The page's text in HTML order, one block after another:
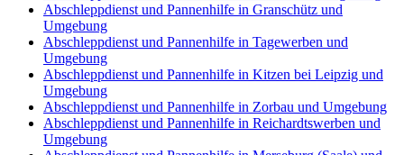
Abschleppdienst und Pannenhilfe in Granschütz und
Umgebung
Abschleppdienst und Pannenhilfe in Tagewerben und
Umgebung
Abschleppdienst und Pannenhilfe in Kitzen bei Leipzig und
Umgebung
Abschleppdienst und Pannenhilfe in Zorbau und Umgebung
Abschleppdienst und Pannenhilfe in Reichardtswerben und
Umgebung